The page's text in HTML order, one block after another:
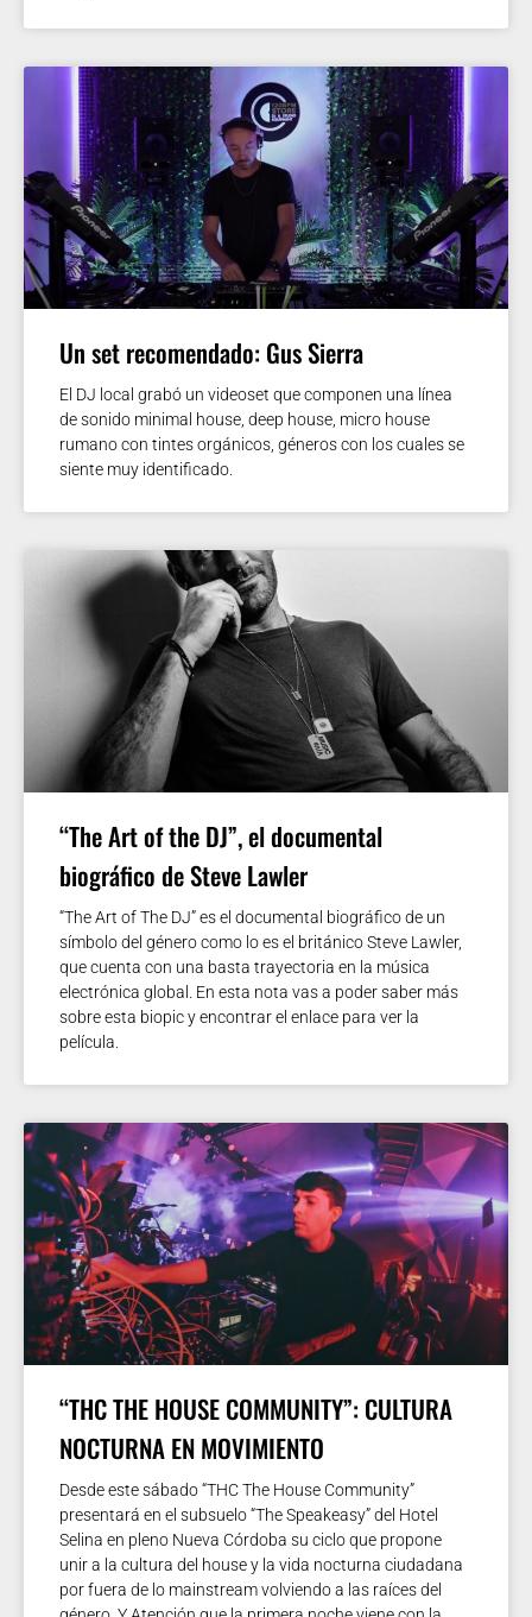
Un set recomendado: Gus Sierra
El DJ local grabó un videoset que componen una línea
de sonido minimal house, deep house, micro house
rumano con tintes orgánicos, géneros con los cuales se
siente muy identificado.
“The Art of the DJ”, el documental
biográfico de Steve Lawler
“The Art of The DJ” es el documental biográfico de un
símbolo del género como lo es el británico Steve Lawler,
que cuenta con una basta trayectoria en la música
electrónica global. En esta nota vas a poder saber más
sobre esta biopic y encontrar el enlace para ver la
película.
“THC THE HOUSE COMMUNITY”: CULTURA
NOCTURNA EN MOVIMIENTO
Desde este sábado “THC The House Community”
presentará en el subsuelo “The Speakeasy” del Hotel
Selina en pleno Nueva Córdoba su ciclo que propone
unir a la cultura del house y la vida nocturna ciudadana
por fuera de lo mainstream volviendo a las raíces del